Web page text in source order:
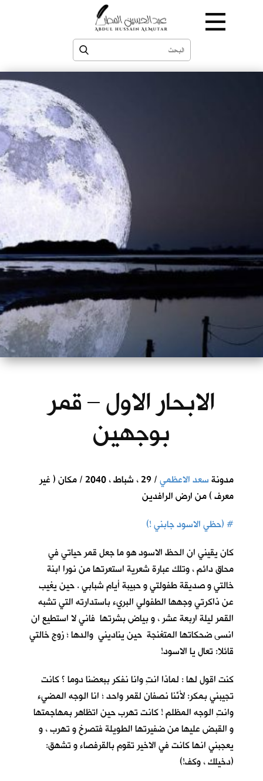
الابحار الاول – قمر
بوجهين
مدونةسعد الاعظمي
/ 29 ، شباط ، 2040 / مكان ( غير
معرف ) من ارض الرافدين
#(حظي الاسود جابني !)
كان يقيني ان الحظ الاسود هو ما جعل قمر حياتي في
محاق دائم ، وتلك عبارة شعرية استعرتها من نورا ابنة
خالتي و صديقة طفولتي و حبيبة أيام شبابي . حين يغيب
عن ذاكرتي وجهها الطفولي البريء باستدارته التي تشبه
القمر ليلة اربعة عشر ، و بياض بشرتها فاني لا استطيع ان
انسى ضحكاتها المتغنجة حين يناديني والدها ؛ زوج خالتي
قائلا: تعال يا الاسود!
كنت اقول لها : لماذا انتِ وانا نفكر ببعضنا دوما ؟ كانت
تجيبني بمكر: لأنّنا نصفانِ لقمر واحد ؛ انا الوجه المضيء
وانتِ الوجه المظلم ! كانت تهرب حين اتظاهر بمهاجمتها
و القبض عليها من ضفيرتها الطويلة فتصرخ و تهرب ، و
يعجبني انها كانت في الاخير تقوم بالقرفصاء و تشهق:
(دخيلك ، وكف!)